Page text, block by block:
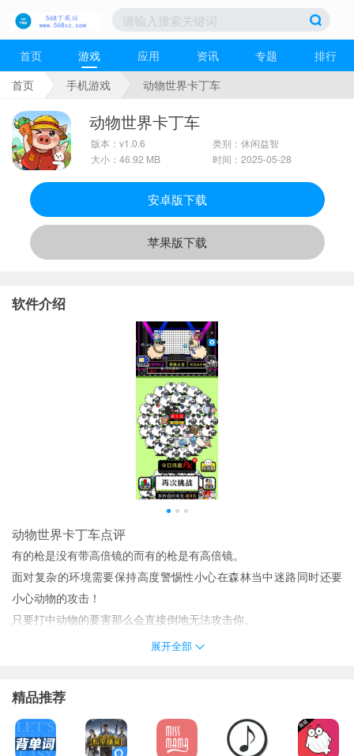
首页 游戏 应用 资讯 专题
排行
首页
手机游戏 动物世界卡丁车
动物世界卡丁车
版本：v1.0.6
大小：46.92 MB
类别：休闲益智
时间：2025-05-28
安卓版下载
苹果版下载
软件介绍
动物世界卡丁车点评
有的枪是没有带高倍镜的而有的枪是有高倍镜。
面对复杂的环境需要保持高度警惕性小心在森林当中迷路同时还要
小心动物的攻击！
只要打中动物的要害那么会直接倒地无法攻击你。
解锁新等角色色可以获得猪币奖励。
什么的都是直接加密的；
超火的龙召唤带领一群乌龟游来游去是组成一群乌龟还是超级巨龙
取决于你的操作不同的物种会有不同的最终形态。
展开全部
精品推荐